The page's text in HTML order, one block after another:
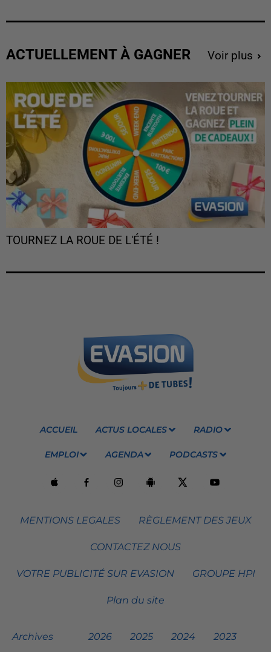
ACTUELLEMENT À GAGNER Voir plus
TOURNEZ LA ROUE DE L'ÉTÉ !
ACCUEIL ACTUS LOCALES RADIO
EMPLOI AGENDA PODCASTS
MENTIONS LEGALES RÈGLEMENT DES JEUX
CONTACTEZ NOUS
VOTRE PUBLICITÉ SUR EVASION GROUPE HPI
Plan du site
Archives 2026 2025 2024 2023